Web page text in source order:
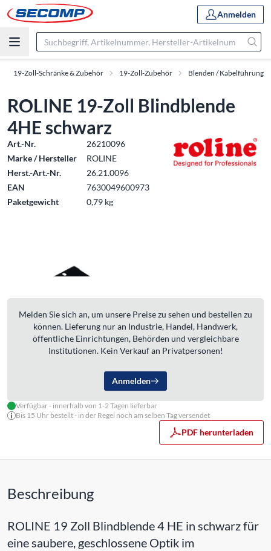
Anmelden
19-Zoll-Schränke & Zubehör 19-Zoll-Zubehör Blenden / Kabelführung
ROLINE 19-Zoll Blindblende
4HE schwarz
Art.-Nr.
26210096
Marke / Hersteller
ROLINE
Herst.-Art.-Nr.
26.21.0096
EAN
7630049600973
Paketgewicht
0,79 kg
Melden Sie sich an, um unsere Preise zu sehen und bestellen zu
können. Lieferung nur an Industrie, Handel, Handwerk,
öffentliche Einrichtungen, Behörden und vergleichbare
Institutionen. Kein Verkauf an Privatpersonen!
Anmelden
Verfügbar - innerhalb von 1-2 Tagen lieferbar
Bis 15 Uhr bestellt - in der Regel noch am selben Tag versendet
PDF herunterladen
Beschreibung
ROLINE 19 Zoll Blindblende 4 HE in schwarz für
eine saubere, geschlossene Optik im